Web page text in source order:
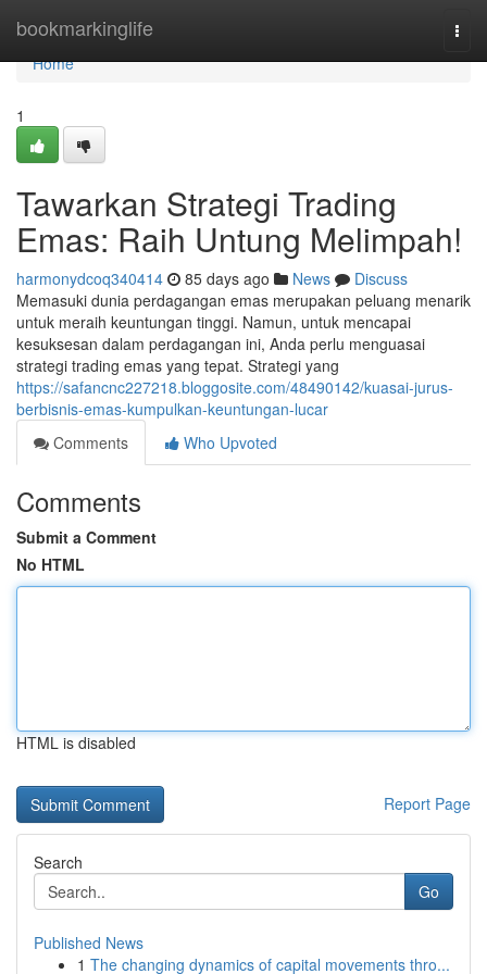
bookmarkinglife
Home
Home
1
Tawarkan Strategi Trading
Emas: Raih Untung Melimpah!
harmonydcoq340414 85 days ago News
Discuss
Memasuki dunia perdagangan emas merupakan peluang menarik
untuk meraih keuntungan tinggi. Namun, untuk mencapai
kesuksesan dalam perdagangan ini, Anda perlu menguasai
strategi trading emas yang tepat. Strategi yang
https://safancnc227218.bloggosite.com/48490142/kuasai-jurus-
berbisnis-emas-kumpulkan-keuntungan-lucar
Comments
Who Upvoted
Comments
Submit a Comment
No HTML
HTML is disabled
Report Page
Search
Go
Published News
1 The changing dynamics of capital movements thro...